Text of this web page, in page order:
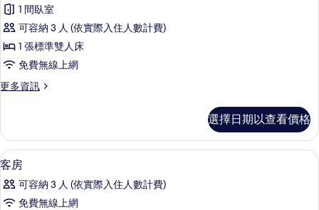
情
氣
雙
人
的
有
相
片
1 間臥室
可容納 3 人 (依實際入住人數計費)
1 張標準雙人床
免費無線上網
更多資訊
更
雙
人
房
詳
情
選擇日期以查看價格
顯
示
客
遮光布/窗簾、熨斗/熨衣板、免費無線
2
客房
可容納 3 人 (依實際入住人數計費)
免費無線上網